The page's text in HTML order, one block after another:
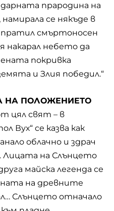
прародина на
се някъде в
пратил смъртоносен
накарал небето да
покривка
и Злия победил.“
НА ПОЛОЖЕНИЕТО
цял свят – в
Вух“ се казва как
облачно и здрач
Лицата на Слънцето
майска легенда се
на древните
Слънцето отначало